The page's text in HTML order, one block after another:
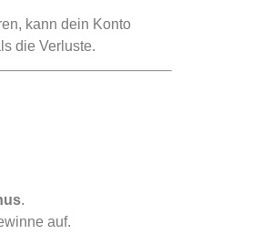
kann dein Konto
die Verluste.
.
auf.